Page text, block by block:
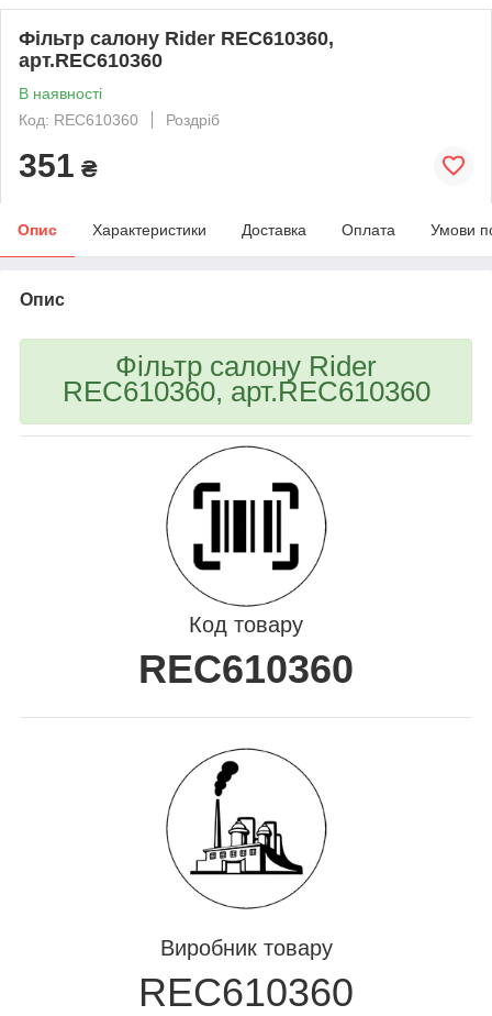
Фільтр салону Rider REC610360,
арт.REC610360
В наявності
Код: REC610360
Роздріб
351 ₴
Опис Характеристики Доставка Оплата Умови
Опис
Фільтр салону Rider
REC610360, арт.REC610360
Код товару
REC610360
Виробник товару
REC610360